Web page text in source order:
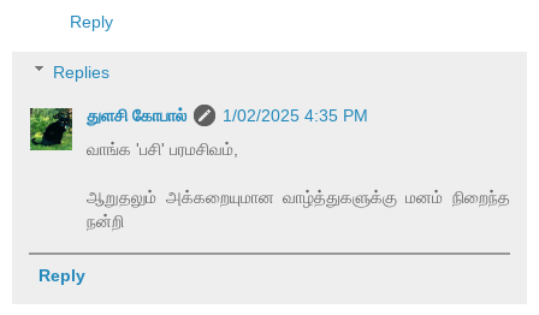
Reply
Replies
துளசி கோபால்
1/02/2025 4:35 PM
வாங்க 'பசி' பரமசிவம்,
ஆறுதலும் அக்கறையுமான வாழ்த்துகளுக்கு மனம் நிறைந்த
நன்றி
Reply